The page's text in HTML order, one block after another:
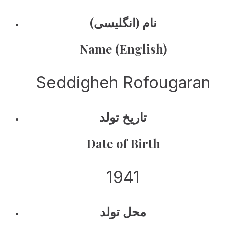
نام (انگلیسی)
Name (English)
Seddigheh Rofougaran
تاریخ تولد
Date of Birth
1941
محل تولد